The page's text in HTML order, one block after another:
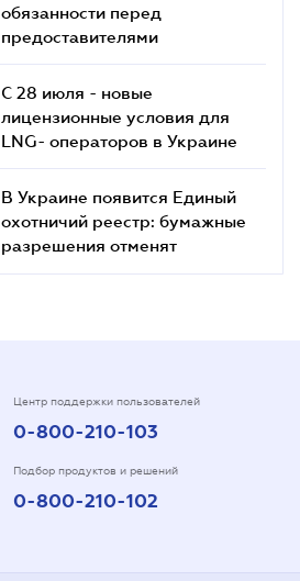
обязанности перед
предоставителями
С 28 июля - новые
лицензионные условия для
LNG- операторов в Украине
В Украине появится Единый
охотничий реестр: бумажные
разрешения отменят
Центр поддержки пользователей
0-800-210-103
Подбор продуктов и решений
0-800-210-102